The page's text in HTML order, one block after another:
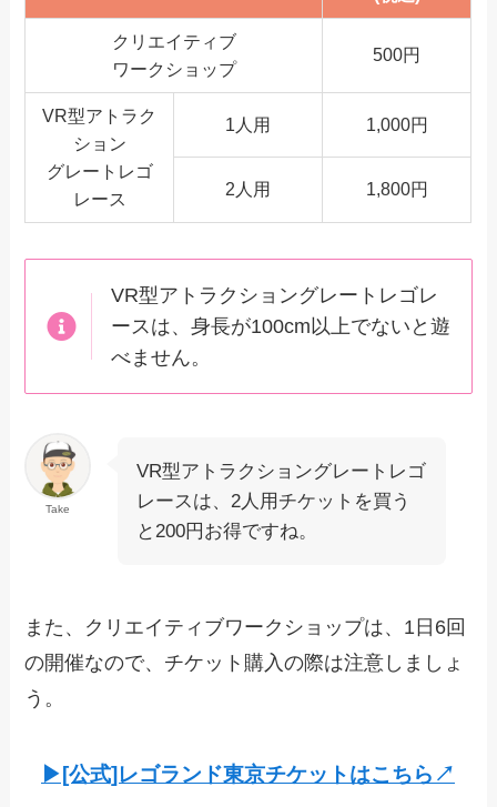
クリエイティブ
ワークショップ
500円
VR型アトラク
ション
グレートレゴ
レース
1人用 1,000円
2人用 1,800円
VR型アトラクショングレートレゴレ
ースは、身長が100cm以上でないと遊
べません。
Take
VR型アトラクショングレートレゴ
レースは、2人用チケットを買う
と200円お得ですね。
また、クリエイティブワークショップは、1日6回
の開催なので、チケット購入の際は注意しましょ
う。
▶︎[公式]レゴランド東京チケットはこちら↗︎